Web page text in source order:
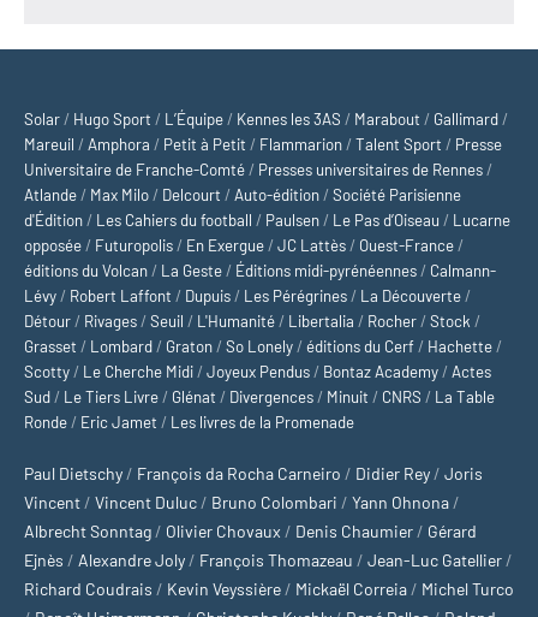
Solar / Hugo Sport / L’Équipe / Kennes les 3AS / Marabout / Gallimard /
Mareuil / Amphora / Petit à Petit / Flammarion /Talent Sport / Presse
Universitaire de Franche-Comté / Presses universitaires de Rennes /
Atlande / Max Milo / Delcourt / Auto-édition /Société Parisienne
d'Édition / Les Cahiers du football / Paulsen / Le Pas d’Oiseau / Lucarne
opposée / Futuropolis / En Exergue /JC Lattès / Ouest-France /
éditions du Volcan / La Geste / Éditions midi-pyrénéennes / Calmann-
Lévy / Robert Laffont / Dupuis / Les Pérégrines / La Découverte /
Détour / Rivages /Seuil / L'Humanité / Libertalia / Rocher /Stock /
Grasset / Lombard / Graton /So Lonely /éditions du Cerf / Hachette /
Scotty / Le Cherche Midi /Joyeux Pendus / Bontaz Academy / Actes
Sud / Le Tiers Livre / Glénat / Divergences / Minuit / CNRS / La Table
Ronde / Eric Jamet / Les livres de la Promenade
Paul Dietschy / François da Rocha Carneiro / Didier Rey / Joris
Vincent / Vincent Duluc / Bruno Colombari / Yann Ohnona /
Albrecht Sonntag / Olivier Chovaux / Denis Chaumier / Gérard
Ejnès / Alexandre Joly / François Thomazeau / Jean-Luc Gatellier /
Richard Coudrais / Kevin Veyssière / Mickaël Correia / Michel Turco